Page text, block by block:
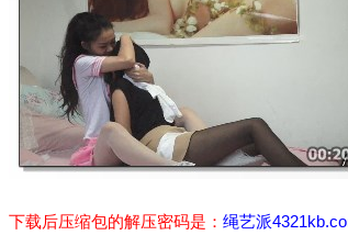
下载后压缩包的解压密码是： 绳艺派